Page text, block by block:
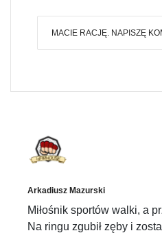
MACIE RACJĘ. NAPISZĘ
Arkadiusz Mazurski
Miłośnik sportów walki, a
Na ringu zgubił zęby i